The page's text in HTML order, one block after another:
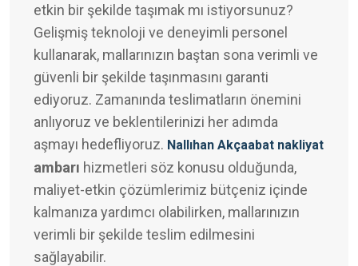
etkin bir şekilde taşımak mı istiyorsunuz?
Gelişmiş teknoloji ve deneyimli personel
kullanarak, mallarınızın baştan sona verimli ve
güvenli bir şekilde taşınmasını garanti
ediyoruz. Zamanında teslimatların önemini
anlıyoruz ve beklentilerinizi her adımda
aşmayı hedefliyoruz. Nallıhan Akçaabat nakliyat
ambarı hizmetleri söz konusu olduğunda,
maliyet-etkin çözümlerimiz bütçeniz içinde
kalmanıza yardımcı olabilirken, mallarınızın
verimli bir şekilde teslim edilmesini
sağlayabilir.